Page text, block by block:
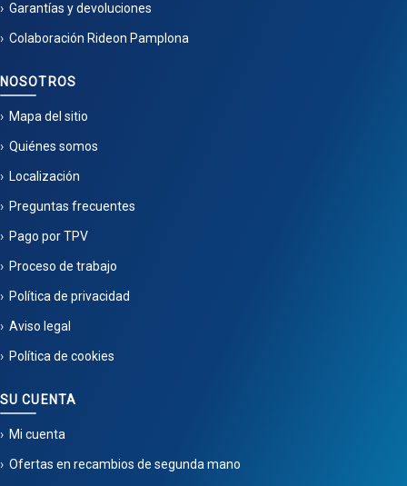
Garantías y devoluciones
Colaboración Rideon Pamplona
NOSOTROS
Mapa del sitio
Quiénes somos
Localización
Preguntas frecuentes
Pago por TPV
Proceso de trabajo
Política de privacidad
Aviso legal
Política de cookies
SU CUENTA
Mi cuenta
Ofertas en recambios de segunda mano